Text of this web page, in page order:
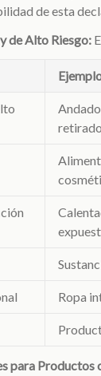
de esta
de Alto Riesgo:
Ropa
para Productos